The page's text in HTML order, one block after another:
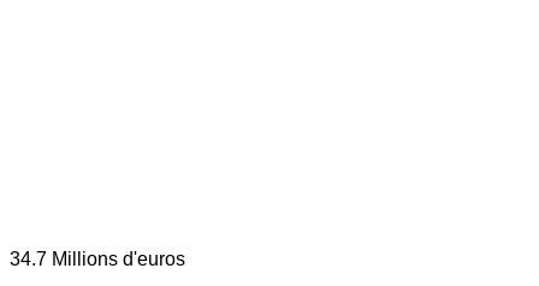
34.7 Millions d'euros